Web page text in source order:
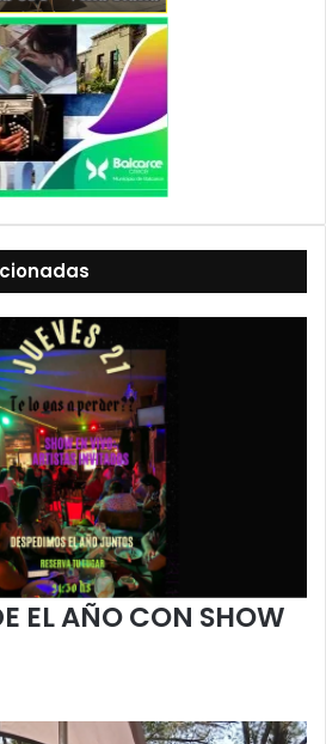
EL AÑO CON SHOW